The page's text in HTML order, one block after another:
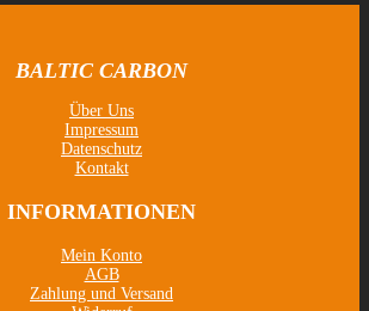
BALTIC CARBON
Über Uns
Impressum
Datenschutz
Kontakt
INFORMATIONEN
Mein Konto
AGB
Zahlung und Versand